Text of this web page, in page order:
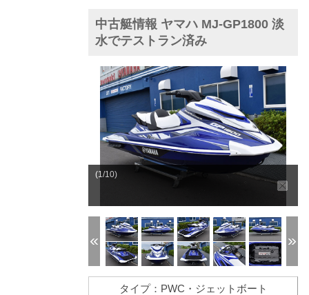
中古艇情報 ヤマハ MJ-GP1800 淡
水でテストラン済み
(1/10)
タイプ：PWC・ジェットボート